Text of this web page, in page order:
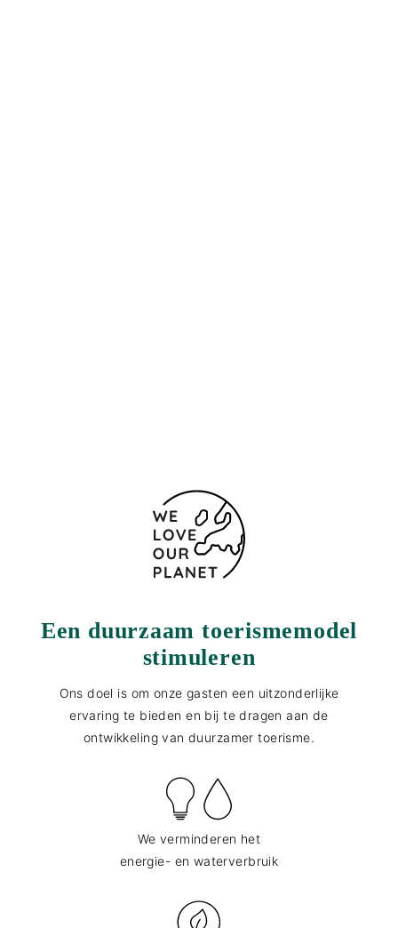
Een duurzaam toerismemodel
stimuleren
Ons doel is om onze gasten een uitzonderlijke
ervaring te bieden en bij te dragen aan de
ontwikkeling van duurzamer toerisme.
We verminderen het
energie- en waterverbruik